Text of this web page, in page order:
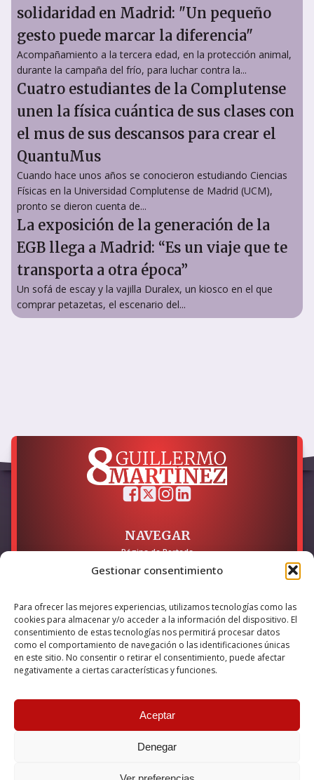
Gestionar consentimiento
Para ofrecer las mejores experiencias, utilizamos tecnologías como las
cookies para almacenar y/o acceder a la información del dispositivo. El
consentimiento de estas tecnologías nos permitirá procesar datos
como el comportamiento de navegación o las identificaciones únicas
en este sitio. No consentir o retirar el consentimiento, puede afectar
negativamente a ciertas características y funciones.
Aceptar
Denegar
solidaridad en Madrid: "Un pequeño
gesto puede marcar la diferencia"
Acompañamiento a la tercera edad, en la protección animal,
durante la campaña del frío, para luchar contra la...
Cuatro estudiantes de la Complutense
unen la física cuántica de sus clases con
el mus de sus descansos para crear el
QuantuMus
Cuando hace unos años se conocieron estudiando Ciencias
Físicas en la Universidad Complutense de Madrid (UCM),
pronto se dieron cuenta de...
La exposición de la generación de la
EGB llega a Madrid: “Es un viaje que te
transporta a otra época”
Un sofá de escay y la vajilla Duralex, un kiosco en el que
comprar petazetas, el escenario del...
NAVEGAR
Página de Portada
LEGAL
Política de Privacidad
Política de Cookies
Accesibilidad
Esta empresa ha sido beneficiaria del bono Kit Digital y lo ha
internet, financiado por la Unión Europea – NextGeneration EU
© 2026 Guillermo Martínez | Todos los derechos reservados |